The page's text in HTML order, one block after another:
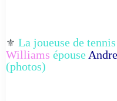
⚜️ La joueuse de
Williams épouse
(photos)